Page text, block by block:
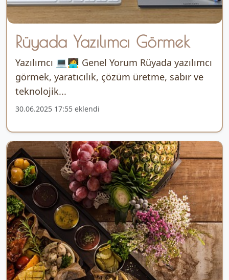
Rüyada Yazılımcı Görmek
Yazılımcı 💻🧑‍💻 Genel Yorum Rüyada yazılımcı
görmek, yaratıcılık, çözüm üretme, sabır ve
teknolojik...
30.06.2025 17:55 eklendi